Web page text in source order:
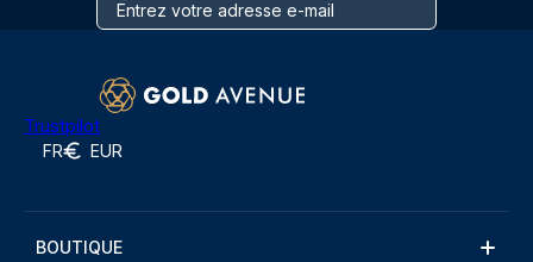
Trustpilot
FR EUR
BOUTIQUE